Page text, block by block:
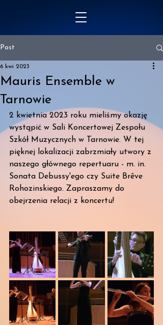
Post
Mauris Ensemble w
Tarnowie
6 kwi 2023
2 kwietnia 2023 roku mieliśmy okazję
wystąpić w Sali Koncertowej Zespołu
Szkół Muzycznych w Tarnowie. W tej
pięknej lokalizacji zabrzmiały utwory z
naszego głównego repertuaru - m. in.
Sonata Debussy'ego czy Suite Brêve
Rohozinskiego. Zapraszamy do
obejrzenia relacji z koncertu!